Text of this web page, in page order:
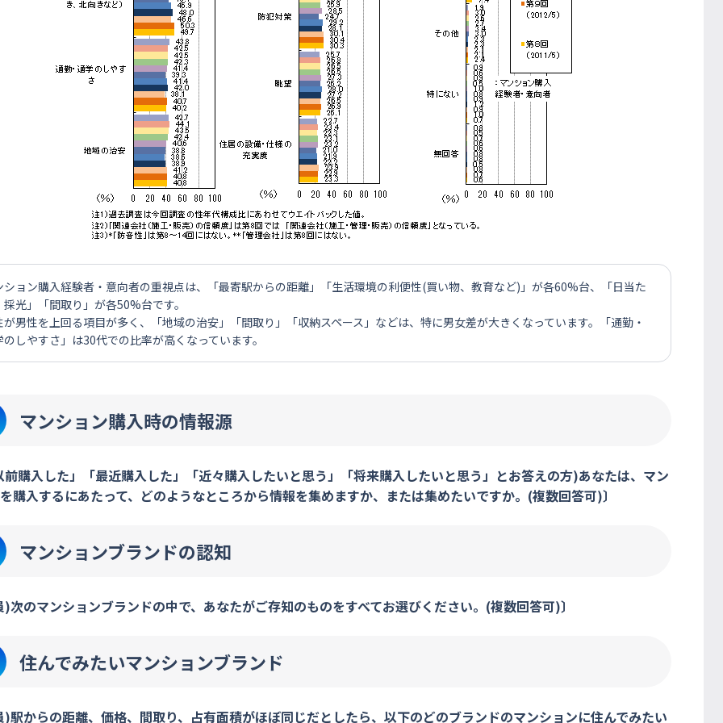
ション購入経験者・意向者の重視点は、「最寄駅からの距離」「生活環境の利便性(買い物、教育など)」が各60%台、「日当た
採光」「間取り」が各50%台です。
が男性を上回る項目が多く、「地域の治安」「間取り」「収納スペース」などは、特に男女差が大きくなっています。「通勤・
のしやすさ」は30代での比率が高くなっています。
マンション購入時の情報源
前購入した」「最近購入した」「近々購入したいと思う」「将来購入したいと思う」とお答えの方)あなたは、マン
購入するにあたって、どのようなところから情報を集めますか、または集めたいですか。(複数回答可)〕
マンションブランドの認知
)次のマンションブランドの中で、あなたがご存知のものをすべてお選びください。(複数回答可)〕
住んでみたいマンションブランド
)駅からの距離、価格、間取り、占有面積がほぼ同じだとしたら、以下のどのブランドのマンションに住んでみたい